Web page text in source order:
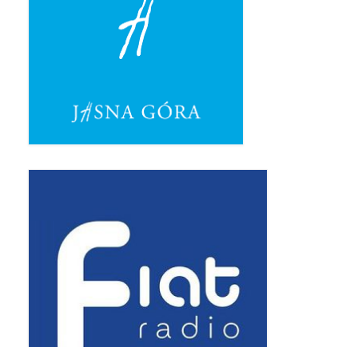
Galerie 2019
Pasterka 2019
Posługa Siostry Elekty
Boże Ciało – 20 czerwca 2019
Imieniny Ks Kanonika
Wigilia Paschalna 2019
Wielki Piątek 2019
Wielki Czwartek 2019